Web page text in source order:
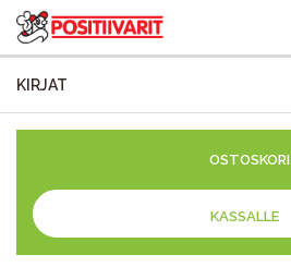
KIRJAT
OSTOSKORI
KASSALLE